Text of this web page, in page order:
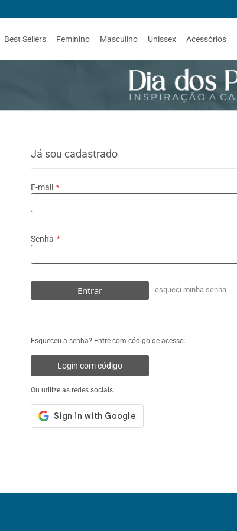
Best Sellers Feminino Masculino Unissex Acessórios
Já sou cadastrado
E-mail
Senha
Entrar esqueci minha senha
Esqueceu a senha? Entre com código de acesso:
Login com código
Ou utilize as redes sociais: